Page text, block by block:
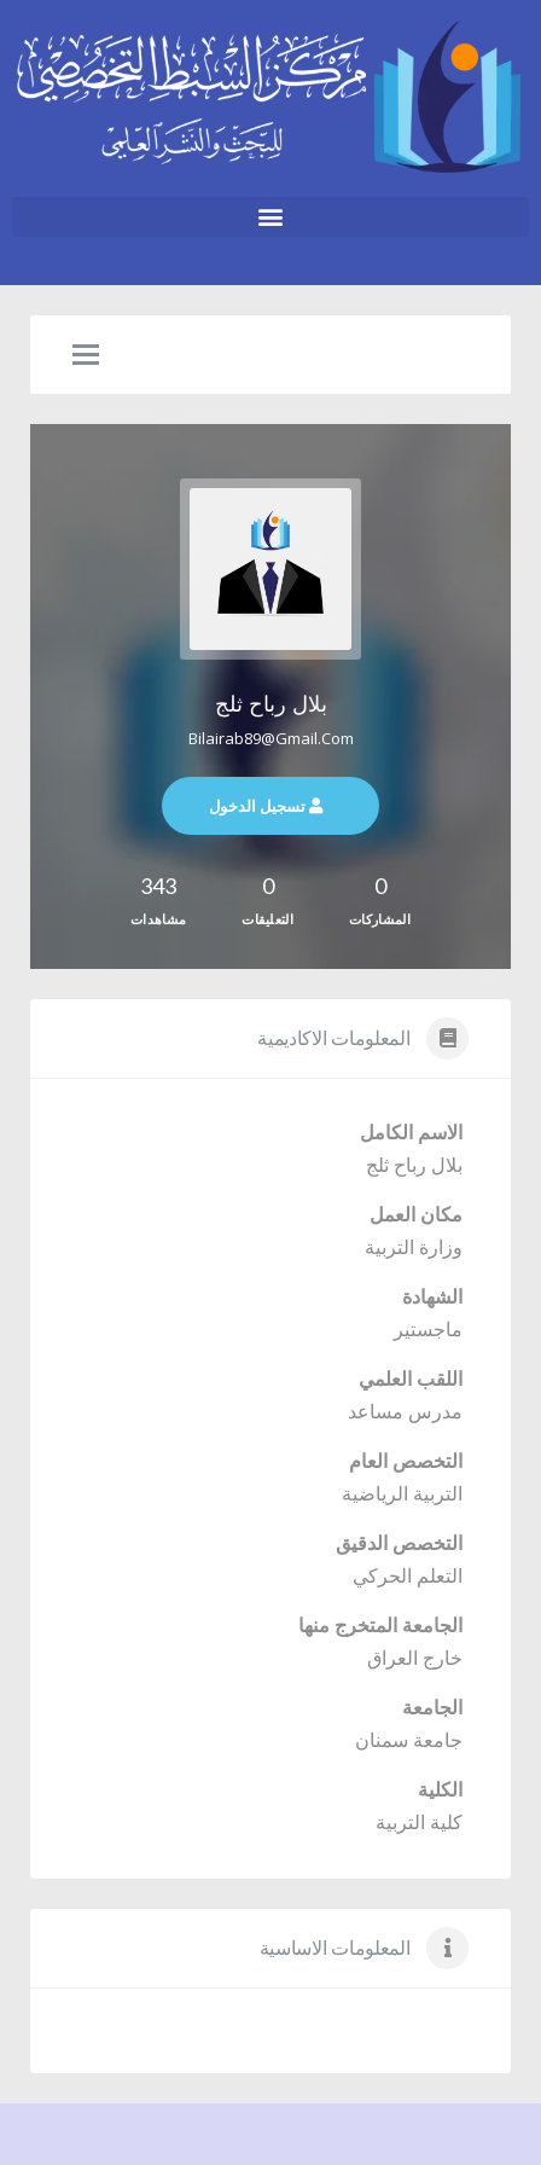
بلال رباح ثلج
Bilairab89@gmail.com
تسجيل الدخول
0
المشاركات
0
التعليقات
343
مشاهدات
المعلومات الاكاديمية
الاسم الكامل
بلال رباح ثلج
مكان العمل
وزارة التربية
الشهادة
ماجستير
اللقب العلمي
مدرس مساعد
التخصص العام
التربية الرياضية
التخصص الدقيق
التعلم الحركي
الجامعة المتخرج منها
خارج العراق
الجامعة
جامعة سمنان
الكلية
كلية التربية
المعلومات الاساسية